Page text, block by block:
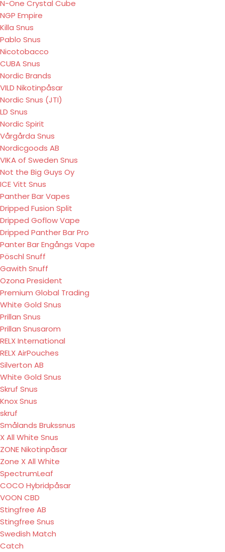
N-One Crystal Cube
NGP Empire
Killa Snus
Pablo Snus
Nicotobacco
CUBA Snus
Nordic Brands
VILD Nikotinpåsar
Nordic Snus (JTI)
LD Snus
Nordic Spirit
Vårgårda Snus
Nordicgoods AB
VIKA of Sweden Snus
Not the Big Guys Oy
ICE Vitt Snus
Panther Bar Vapes
Dripped Fusion Split
Dripped Goflow Vape
Dripped Panther Bar Pro
Panter Bar Engångs Vape
Pöschl Snuff
Gawith Snuff
Ozona President
Premium Global Trading
White Gold Snus
Prillan Snus
Prillan Snusarom
RELX International
RELX AirPouches
Silverton AB
White Gold Snus
Skruf Snus
Knox Snus
skruf
Smålands Brukssnus
X All White Snus
ZONE Nikotinpåsar
Zone X All White
SpectrumLeaf
COCO Hybridpåsar
VOON CBD
Stingfree AB
Stingfree Snus
Swedish Match
Catch